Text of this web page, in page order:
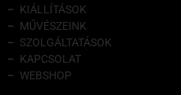
KIÁLLÍTÁSOK
MŰVÉSZEINK
SZOLGÁLTATÁSOK
KAPCSOLAT
WEBSHOP